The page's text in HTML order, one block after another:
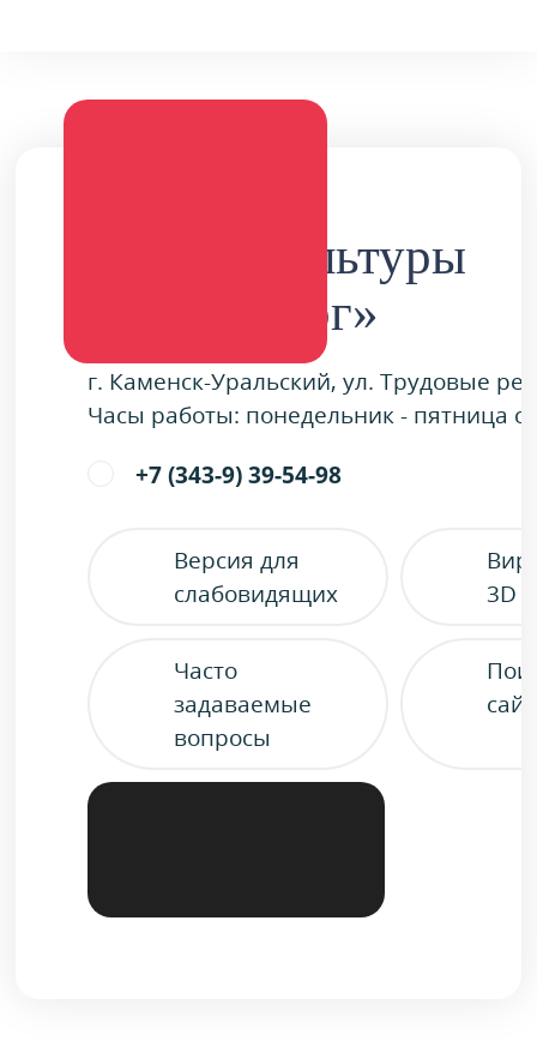
Дворец культуры
«Металлург»
г. Каменск-Уральский, ул. Трудовые
Часы работы: понедельник - пятница с
+7 (343-9) 39-54-98
Версия для
слабовидящих
3D
Часто
задаваемые
вопросы